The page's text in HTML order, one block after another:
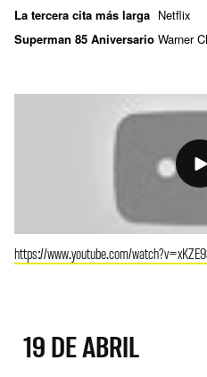
La tercera cita más larga Netflix
Superman 85 Aniversario Warner
https://www.youtube.com/
19 DE ABRIL